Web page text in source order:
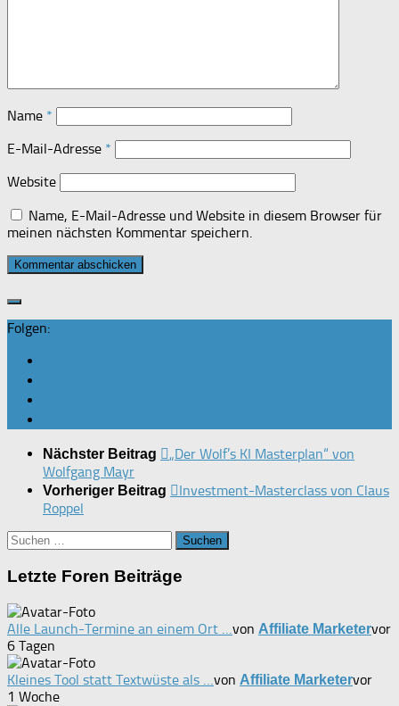
Name *
E-Mail-Adresse *
Website
Name, E-Mail-Adresse und Website in diesem Browser für
meinen nächsten Kommentar speichern.
Folgen:
Nächster Beitrag
„Der Wolf’s KI Masterplan“ von
Wolfgang Mayr
Vorheriger Beitrag
Investment-Masterclass von Claus
Roppel
Suchen
Letzte Foren Beiträge
Alle Launch-Termine an einem Ort … von Affiliate Marketervor
6 Tagen
Kleines Tool statt Textwüste als … von Affiliate Marketervor
1 Woche